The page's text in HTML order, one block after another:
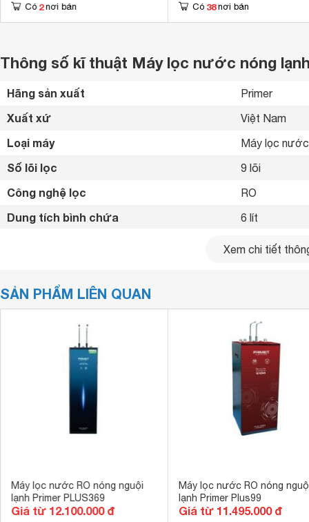
Có 2 nơi bán Có 38 nơi bán
Thông số kĩ thuật Máy lọc nước nóng
Hãng sản xuất Primer
Xuất xứ Việt Nam
Loại máy Máy lọc
Số lõi lọc 9 lõi
Công nghệ lọc RO
Dung tích bình chứa 6 lít
95 ºC
Hệ thống bơm
Chất liệu vỏ tủ Tráng gương
420 x 330 x
29 kg
Xem chi tiết
SẢN PHẨM LIÊN QUAN
Máy lọc nước RO nóng nguội
lạnh Primer PLUS369
Giá từ 12.100.000 đ
Máy lọc nước RO nóng
lạnh Primer Plus99
Giá từ 11.495.000 đ